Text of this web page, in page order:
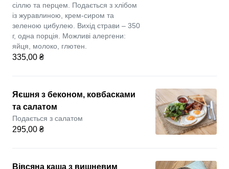
сіллю та перцем. Подається з хлібом
із журавлиною, крем-сиром та
зеленою цибулею. Вихід страви – 350
г, одна порція. Можливі алергени:
яйця, молоко, глютен.
335,00 ₴
Яєшня з беконом, ковбасками
та салатом
Подається з салатом
295,00 ₴
Вівсяна каша з вишневим